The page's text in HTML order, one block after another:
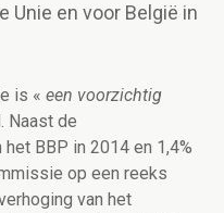
Unie en voor België in
is « een voorzichtig
Naast de
BBP in 2014 en 1,4%
op een reeks
van het